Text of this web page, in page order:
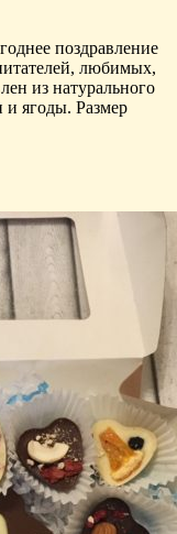
поздравление
любимых,
из натурального
ягоды. Размер